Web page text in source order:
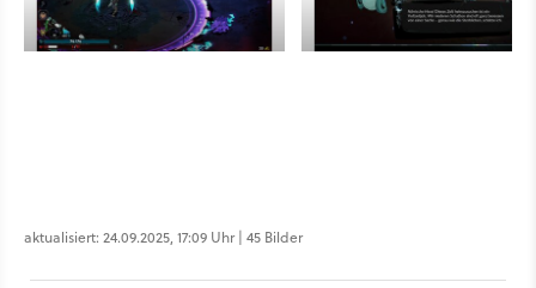
aktualisiert: 24.09.2025, 17:09 Uhr | 45 Bilder